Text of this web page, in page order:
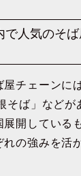
で人気のそ
屋チェーンに
そば」などが
展開している
れの強みを活